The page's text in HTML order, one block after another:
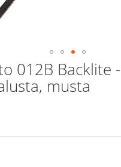
012B Backlite -
musta